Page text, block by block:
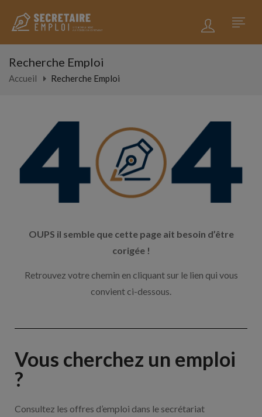
Recherche Emploi
Accueil Recherche Emploi
OUPS il semble que cette page ait besoin d’être
corigée !
Retrouvez votre chemin en cliquant sur le lien qui vous
convient ci-dessous.
Vous cherchez un emploi
?
Consultez les offres d’emploi dans le secrétariat